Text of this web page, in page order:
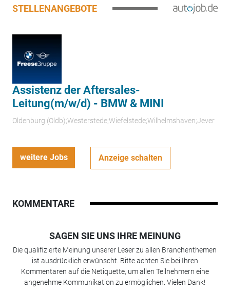
STELLENANGEBOTE
Assistenz der Aftersales-
Leitung(m/w/d) - BMW & MINI
Oldenburg (Oldb);Westerstede;Wiefelstede;Wilhelmshaven;Jever
weitere Jobs Anzeige schalten
KOMMENTARE
SAGEN SIE UNS IHRE MEINUNG
Die qualifizierte Meinung unserer Leser zu allen Branchenthemen
ist ausdrücklich erwünscht. Bitte achten Sie bei Ihren
Kommentaren auf die Netiquette, um allen Teilnehmern eine
angenehme Kommunikation zu ermöglichen. Vielen Dank!